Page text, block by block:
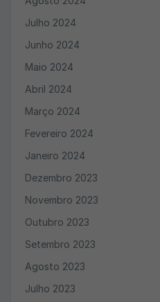
Julho 2024
Junho 2024
Maio 2024
Abril 2024
Março 2024
Fevereiro 2024
Janeiro 2024
Dezembro 2023
Novembro 2023
Outubro 2023
Setembro 2023
Agosto 2023
Julho 2023